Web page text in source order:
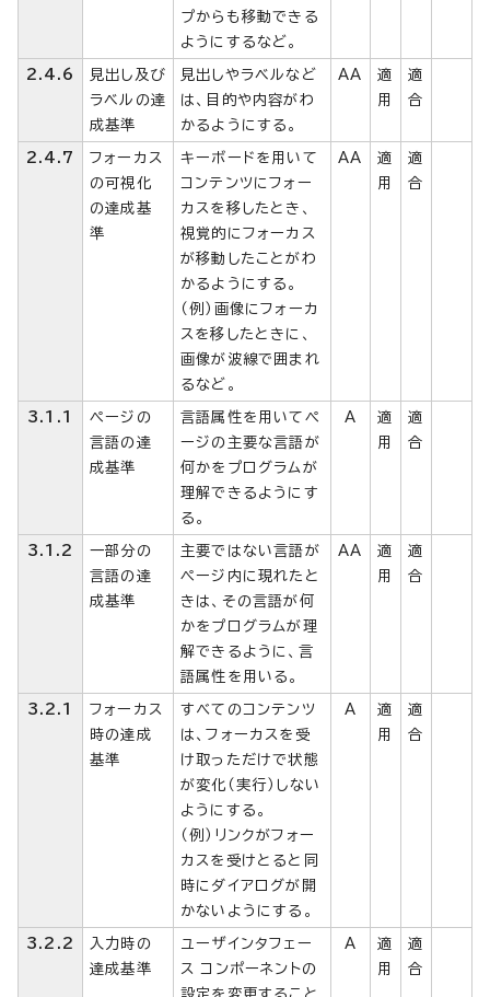
プからも移動できる
ようにするなど。
2.4.6
見出し及び
ラベルの達
成基準
見出しやラベルなど
は、目的や内容がわ
かるようにする。
AA
適
用
適
合
2.4.7
フォーカス
の可視化
の達成基
準
キーボードを用いて
コンテンツにフォー
カスを移したとき、
視覚的にフォーカス
が移動したことがわ
かるようにする。
（例）画像にフォーカ
スを移したときに、
画像が波線で囲まれ
るなど。
AA
適
用
適
合
3.1.1
ページの
言語の達
成基準
言語属性を用いてペ
ージの主要な言語が
何かをプログラムが
理解できるようにす
る。
A
適
用
適
合
3.1.2
一部分の
言語の達
成基準
主要ではない言語が
ページ内に現れたと
きは、その言語が何
かをプログラムが理
解できるように、言
語属性を用いる。
AA
適
用
適
合
3.2.1
フォーカス
時の達成
基準
すべてのコンテンツ
は、フォーカスを受
け取っただけで状態
が変化（実行）しない
ようにする。
（例）リンクがフォー
カスを受けとると同
時にダイアログが開
かないようにする。
A
適
用
適
合
3.2.2
入力時の
達成基準
ユーザインタフェー
ス コンポーネントの
設定を変更すること
A
適
用
適
合